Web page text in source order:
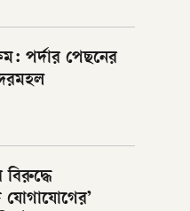
পর্দার পেছনের
যোগাযোগের’